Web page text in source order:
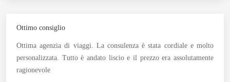
Ottimo consiglio
Ottima agenzia di viaggi. La consulenza è stata cordiale e molto
personalizzata. Tutto è andato liscio e il prezzo era assolutamente
ragionevole